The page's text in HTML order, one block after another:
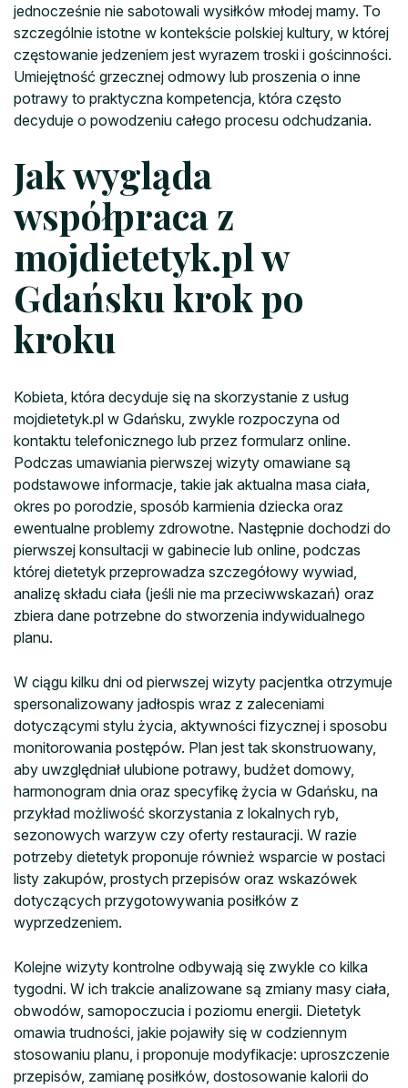
jednocześnie nie sabotowali wysiłków młodej mamy. To
szczególnie istotne w kontekście polskiej kultury, w której
częstowanie jedzeniem jest wyrazem troski i gościnności.
Umiejętność grzecznej odmowy lub proszenia o inne
potrawy to praktyczna kompetencja, która często
decyduje o powodzeniu całego procesu odchudzania.
Jak wygląda
współpraca z
mojdietetyk.pl w
Gdańsku krok po
kroku
Kobieta, która decyduje się na skorzystanie z usług
mojdietetyk.pl w Gdańsku, zwykle rozpoczyna od
kontaktu telefonicznego lub przez formularz online.
Podczas umawiania pierwszej wizyty omawiane są
podstawowe informacje, takie jak aktualna masa ciała,
okres po porodzie, sposób karmienia dziecka oraz
ewentualne problemy zdrowotne. Następnie dochodzi do
pierwszej konsultacji w gabinecie lub online, podczas
której dietetyk przeprowadza szczegółowy wywiad,
analizę składu ciała (jeśli nie ma przeciwwskazań) oraz
zbiera dane potrzebne do stworzenia indywidualnego
planu.
W ciągu kilku dni od pierwszej wizyty pacjentka otrzymuje
spersonalizowany jadłospis wraz z zaleceniami
dotyczącymi stylu życia, aktywności fizycznej i sposobu
monitorowania postępów. Plan jest tak skonstruowany,
aby uwzględniał ulubione potrawy, budżet domowy,
harmonogram dnia oraz specyfikę życia w Gdańsku, na
przykład możliwość skorzystania z lokalnych ryb,
sezonowych warzyw czy oferty restauracji. W razie
potrzeby dietetyk proponuje również wsparcie w postaci
listy zakupów, prostych przepisów oraz wskazówek
dotyczących przygotowywania posiłków z
wyprzedzeniem.
Kolejne wizyty kontrolne odbywają się zwykle co kilka
tygodni. W ich trakcie analizowane są zmiany masy ciała,
obwodów, samopoczucia i poziomu energii. Dietetyk
omawia trudności, jakie pojawiły się w codziennym
stosowaniu planu, i proponuje modyfikacje: uproszczenie
przepisów, zamianę posiłków, dostosowanie kalorii do